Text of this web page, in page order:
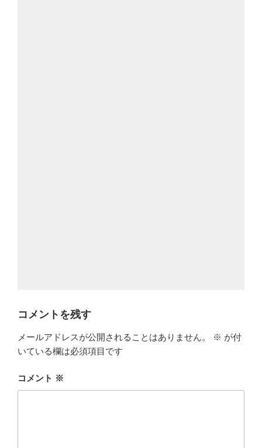
コメントを残す
メールアドレスが公開されることはありません。 ※ が付
いている欄は必須項目です
コメント ※